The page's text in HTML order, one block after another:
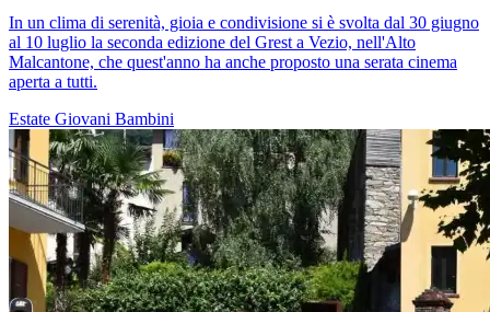
In un clima di serenità, gioia e condivisione si è svolta dal 30 giugno
al 10 luglio la seconda edizione del Grest a Vezio, nell'Alto
Malcantone, che quest'anno ha anche proposto una serata cinema
aperta a tutti.
Estate Giovani Bambini